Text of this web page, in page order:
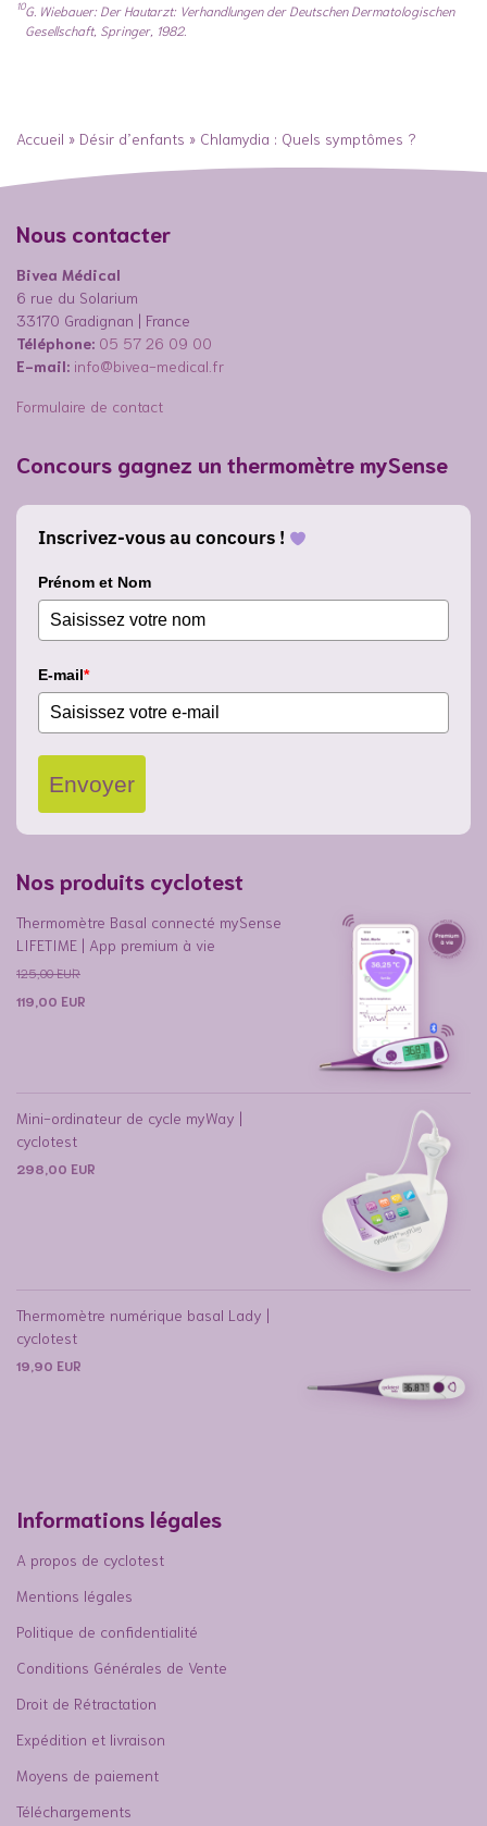
10G. Wiebauer: Der Hautarzt: Verhandlungen der Deutschen Dermatologischen
Gesellschaft, Springer, 1982.
Accueil » Désir d’enfants » Chlamydia : Quels symptômes ?
Nous contacter
Bivea Médical
6 rue du Solarium
33170 Gradignan | France
Téléphone: 05 57 26 09 00
E-mail: info@bivea-medical.fr
Formulaire de contact
Concours gagnez un thermomètre mySense
Inscrivez-vous au concours !
Prénom et Nom
E-mail*
Envoyer
Nos produits cyclotest
Thermomètre Basal connecté mySense
LIFETIME | App premium à vie
125,00EUR
119,00 EUR
Mini-ordinateur de cycle myWay |
cyclotest
298,00 EUR
Thermomètre numérique basal Lady |
cyclotest
19,90 EUR
Informations légales
A propos de cyclotest
Mentions légales
Politique de confidentialité
Conditions Générales de Vente
Droit de Rétractation
Expédition et livraison
Moyens de paiement
Téléchargements